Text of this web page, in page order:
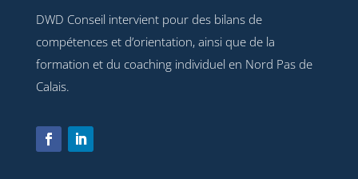
DWD Conseil intervient pour des bilans de
compétences et d’orientation, ainsi que de la
formation et du coaching individuel en Nord Pas de
Calais.